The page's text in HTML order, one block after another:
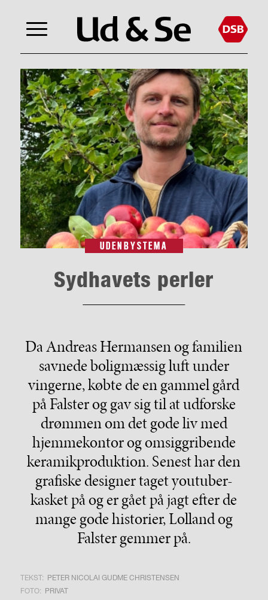
UDENBYSTEMA
Sydhavets perler
Da Andreas Hermansen og familien
savnede boligmæssig luft under
vingerne, købte de en gammel gård
på Falster og gav sig til at udforske
drømmen om det gode liv med
hjemmekontor og omsiggribende
keramikproduktion. Senest har den
grafiske designer taget youtuber-
kasket på og er gået på jagt efter de
mange gode historier, Lolland og
Falster gemmer på.
TEKST: PETER NICOLAI GUDME CHRISTENSEN
FOTO: PRIVAT